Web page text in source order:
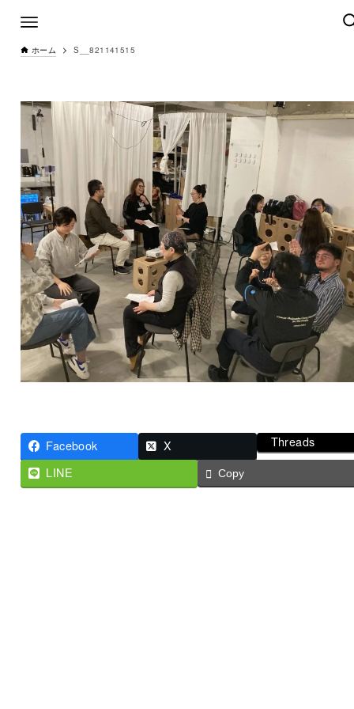
ホーム S__821141515
Facebook X
Threads
LINE
Copy